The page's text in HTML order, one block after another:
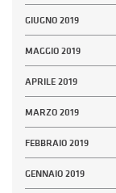
GIUGNO 2019
MAGGIO 2019
APRILE 2019
MARZO 2019
FEBBRAIO 2019
GENNAIO 2019